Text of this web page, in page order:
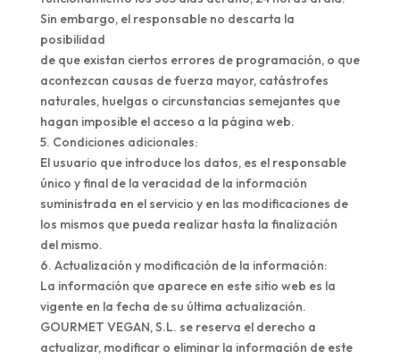
Sin embargo, el responsable no descarta la
posibilidad
de que existan ciertos errores de programación, o que
acontezcan causas de fuerza mayor, catástrofes
naturales, huelgas o circunstancias semejantes que
hagan imposible el acceso a la página web.
5. Condiciones adicionales:
El usuario que introduce los datos, es el responsable
único y final de la veracidad de la información
suministrada en el servicio y en las modificaciones de
los mismos que pueda realizar hasta la finalización
del mismo.
6. Actualización y modificación de la información:
La información que aparece en este sitio web es la
vigente en la fecha de su última actualización.
GOURMET VEGAN, S.L. se reserva el derecho a
actualizar, modificar o eliminar la información de este